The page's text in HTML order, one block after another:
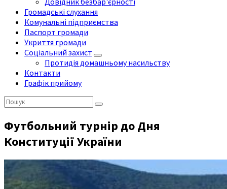
Громадські слухання
Комунальні підприємства
Паспорт громади
Укриття громади
Соціальний захист
Протидія домашньому насильству
Контакти
Графік прийому
Пошук:
Футбольний турнір до Дня
Конституції України